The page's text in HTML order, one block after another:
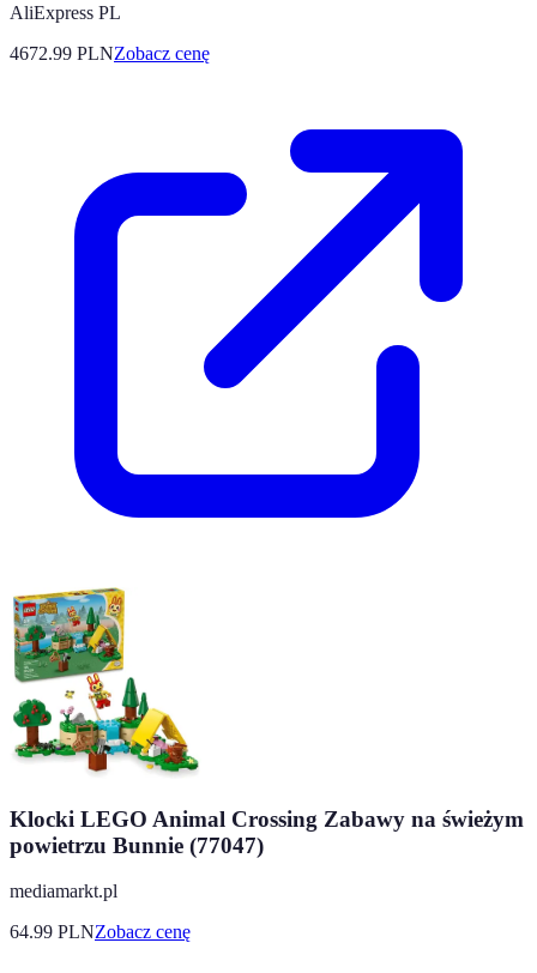
AliExpress PL
4672.99 PLNZobacz cenę
Klocki LEGO Animal Crossing Zabawy na świeżym
powietrzu Bunnie (77047)
mediamarkt.pl
64.99 PLNZobacz cenę